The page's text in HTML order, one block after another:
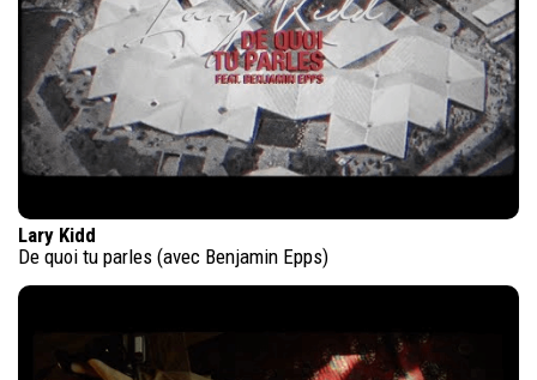
Lary Kidd
De quoi tu parles (avec Benjamin Epps)